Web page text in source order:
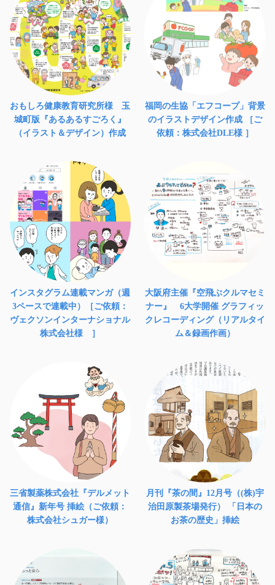
おもしろ健康教育研究所様 玉
城町版『あるあるすごろく』
（イラスト＆デザイン）作成
福岡の生協「エフコープ」背景
のイラストデザイン作成 ［ご
依頼：株式会社DLE様 ］
インスタグラム連載マンガ（週
3ペースで連載中）［ご依頼：
ヴェクソンインターナショナル
株式会社様 ］
大阪府主催『空飛ぶクルマセミ
ナー』 6大学開催 グラフィッ
クレコーディング（リアルタイ
ム＆録画作画）
三省製薬株式会社『デルメット
通信』新年号 挿絵（ご依頼：
株式会社シュガー様）
月刊『茶の間』12月号（(株)宇
治田原製茶場発行） 「日本の
お茶の歴史」挿絵